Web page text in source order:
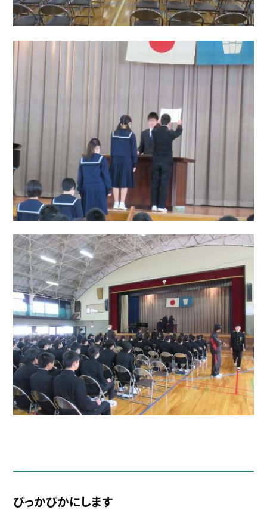
ぴっかぴかにします